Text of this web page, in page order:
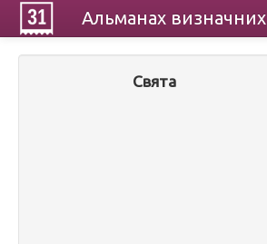
Альманах визначних
Свята